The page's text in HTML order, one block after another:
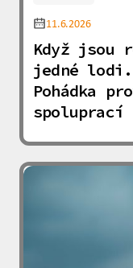
11.6.2026
Když jsou
jedné lodi.
Pohádka